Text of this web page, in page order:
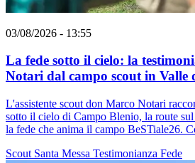
03/08/2026 - 13:55
La fede sotto il cielo: la
Notari dal campo scout in Valle
L'assistente scout don Marco Notari
sotto il cielo di Campo Blenio, la route
la fede che anima il campo BeSTiale26.
Scout Santa Messa Testimonianza Fede